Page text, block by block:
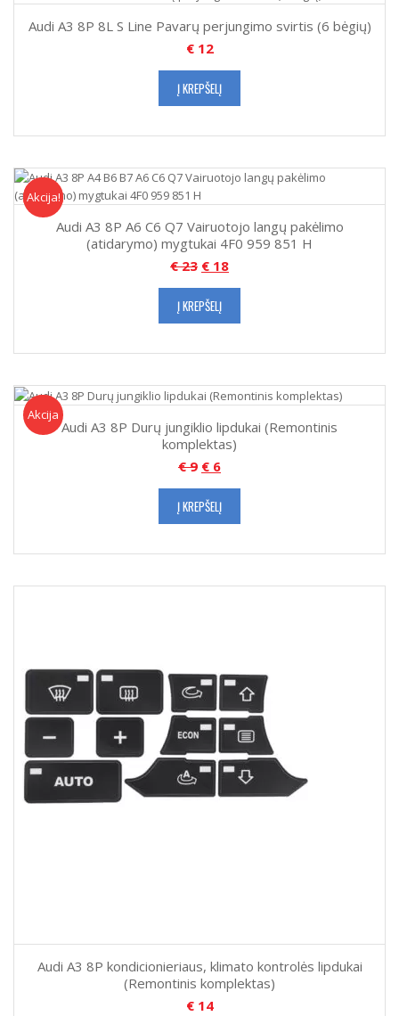
Audi A3 8P 8L S Line Pavarų perjungimo svirtis (6 bėgių)
€12
Į KREPŠELĮ
Akcija
Akcija!
Audi A3 8P A6 C6 Q7 Vairuotojo langų pakėlimo
(atidarymo) mygtukai 4F0 959 851 H
€23 € 18
Į KREPŠELĮ
Akcija
Akcija!
Audi A3 8P Durų jungiklio lipdukai (Remontinis
komplektas)
€9 € 6
Į KREPŠELĮ
Audi A3 8P kondicionieriaus, klimato kontrolės lipdukai
(Remontinis komplektas)
€14